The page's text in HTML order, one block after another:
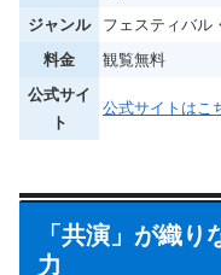
ジャンル
フェスティバル
料金
観覧無料
公式サイ
ト
公式サイトはこ
「共演」が織
力